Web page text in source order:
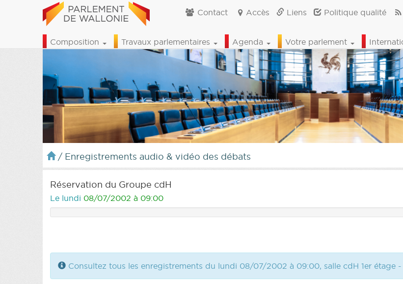
Contact Accès Liens Politique qualité
Composition Travaux parlementaires Agenda Votre parlement
/ Enregistrements audio & vidéo des débats
Réservation du Groupe cdH
Le lundi 08/07/2002 à 09:00
Consultez tous les enregistrements du lundi 08/07/2002 à 09:00, salle cdH 1er étage -